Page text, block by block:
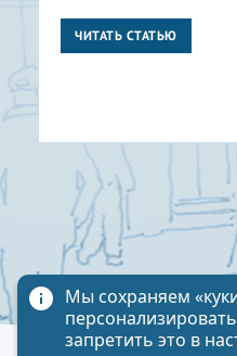
ЧИТАТЬ СТАТЬЮ
Мы сохраняем
запретить это в